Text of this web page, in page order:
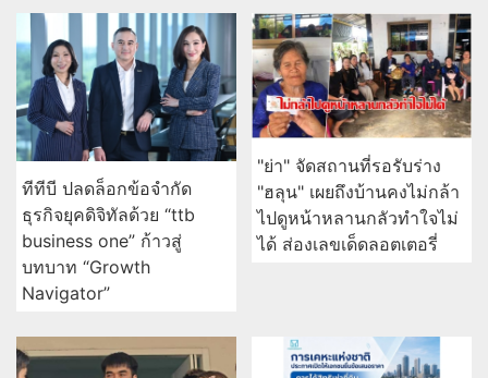
ทีทีบี ปลดล็อกข้อจำกัด
ธุรกิจยุคดิจิทัลด้วย “ttb
business one” ก้าวสู่
บทบาท “Growth
Navigator”
"ย่า" จัดสถานที่รอรับร่าง
"ฮลุน" เผยถึงบ้านคงไม่กล้า
ไปดูหน้าหลานกลัวทำใจไม่
ได้ ส่องเลขเด็ดลอตเตอรี่